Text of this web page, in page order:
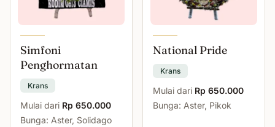
Simfoni
Penghormatan
Krans
Mulai dari Rp 650.000
Bunga: Aster, Solidago
National Pride
Krans
Mulai dari Rp 650.000
Bunga: Aster, Pikok